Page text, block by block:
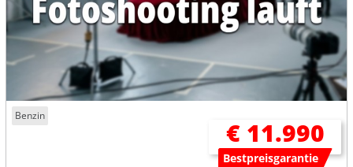
Benzin
€ 11.990
Bestpreisgarantie